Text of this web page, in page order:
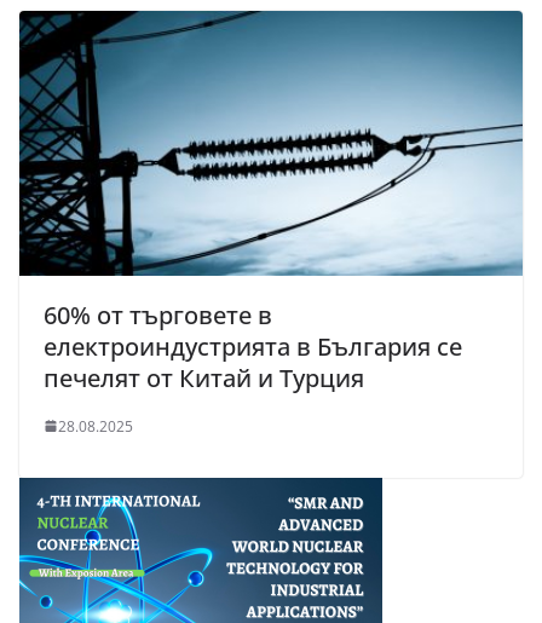
60% от търговете в
елeктроиндустрията в България се
печелят от Китай и Турция
28.08.2025